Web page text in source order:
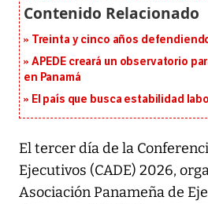
Treinta y cinco años
APEDE creará un observatorio
en Panamá
El país que busca estabilidad
El tercer día de la
Ejecutivos (CADE) 2026,
Asociación Panameña de